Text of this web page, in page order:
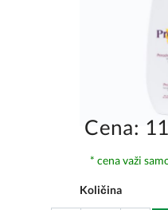
Cena:
* cena važi
Količina